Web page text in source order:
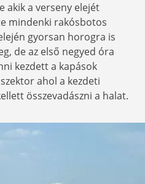
akik a verseny elejét
mindenki rakósbotos
gyorsan horogra is
de az első negyed óra
kezdett a kapások
ahol a kezdeti
összevadászni a halat.